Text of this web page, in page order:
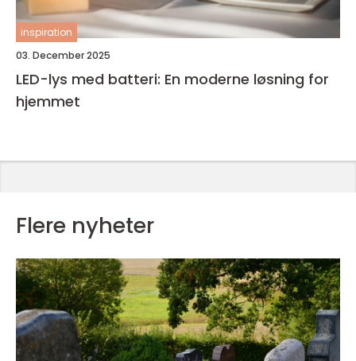
inspiration
03. December 2025
LED-lys med batteri: En moderne løsning for
hjemmet
Flere nyheter